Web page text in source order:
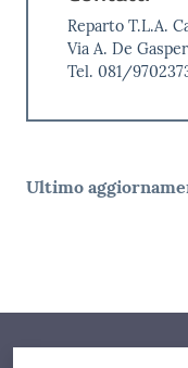
Reparto T.L.A.
Via A. De
Tel. 081/
Ultimo